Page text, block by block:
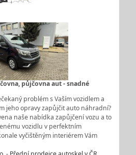
půjčovna aut - snadné
problém s Vaším vozidlem a
jeho opravy zapůjčit auto náhradní?
naše nabídka zapůjčení vozu a to
vozidlu v perfektním
vyčištěným interiérem Vám